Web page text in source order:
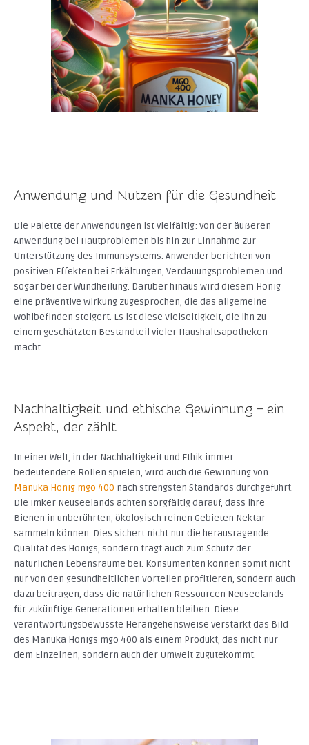
Anwendung und Nutzen für die Gesundheit
Die Palette der Anwendungen ist vielfältig: von der äußeren
Anwendung bei Hautproblemen bis hin zur Einnahme zur
Unterstützung des Immunsystems. Anwender berichten von
positiven Effekten bei Erkältungen, Verdauungsproblemen und
sogar bei der Wundheilung. Darüber hinaus wird diesem Honig
eine präventive Wirkung zugesprochen, die das allgemeine
Wohlbefinden steigert. Es ist diese Vielseitigkeit, die ihn zu
einem geschätzten Bestandteil vieler Haushaltsapotheken
macht.
Nachhaltigkeit und ethische Gewinnung – ein
Aspekt, der zählt
In einer Welt, in der Nachhaltigkeit und Ethik immer
bedeutendere Rollen spielen, wird auch die Gewinnung von
Manuka Honig mgo 400 nach strengsten Standards durchgeführt.
Die Imker Neuseelands achten sorgfältig darauf, dass ihre
Bienen in unberührten, ökologisch reinen Gebieten Nektar
sammeln können. Dies sichert nicht nur die herausragende
Qualität des Honigs, sondern trägt auch zum Schutz der
natürlichen Lebensräume bei. Konsumenten können somit nicht
nur von den gesundheitlichen Vorteilen profitieren, sondern auch
dazu beitragen, dass die natürlichen Ressourcen Neuseelands
für zukünftige Generationen erhalten bleiben. Diese
verantwortungsbewusste Herangehensweise verstärkt das Bild
des Manuka Honigs mgo 400 als einem Produkt, das nicht nur
dem Einzelnen, sondern auch der Umwelt zugutekommt.